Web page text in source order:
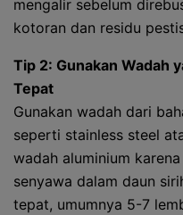
mengalir sebelum
kotoran dan residu
Tip 2: Gunakan Wadah
Tepat
Gunakan wadah dari
seperti stainless steel
wadah aluminium
senyawa dalam daun
tepat, umumnya 5-7